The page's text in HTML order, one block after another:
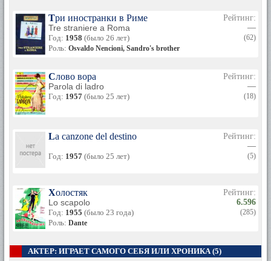
Три иностранки в Риме
Tre straniere a Roma
Год: 1958 (было 26 лет)
Роль: Osvaldo Nencioni, Sandro's brother
Рейтинг:
—
(62)
Слово вора
Parola di ladro
Год: 1957 (было 25 лет)
Рейтинг:
—
(18)
La canzone del destino
Год: 1957 (было 25 лет)
Рейтинг:
—
(5)
Холостяк
Lo scapolo
Год: 1955 (было 23 года)
Роль: Dante
Рейтинг:
6.596
(285)
АКТЕР: ИГРАЕТ САМОГО СЕБЯ ИЛИ ХРОНИКА (5)